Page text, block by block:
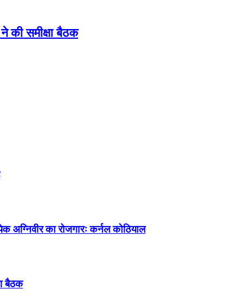
की समीक्षा बैठक
अग्निवीर का रोजगारः कर्नल कोठियाल
बैठक